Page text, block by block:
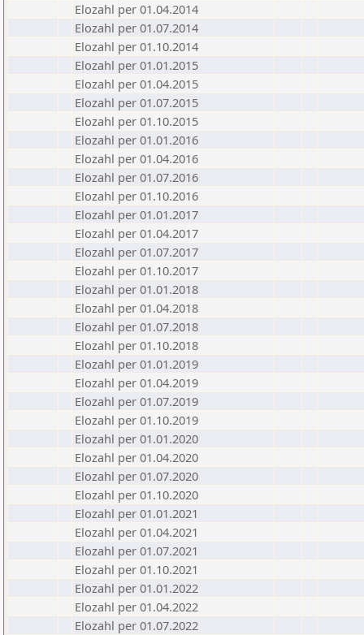
Elozahl per 01.04.2014
Elozahl per 01.07.2014
Elozahl per 01.10.2014
Elozahl per 01.01.2015
Elozahl per 01.04.2015
Elozahl per 01.07.2015
Elozahl per 01.10.2015
Elozahl per 01.01.2016
Elozahl per 01.04.2016
Elozahl per 01.07.2016
Elozahl per 01.10.2016
Elozahl per 01.01.2017
Elozahl per 01.04.2017
Elozahl per 01.07.2017
Elozahl per 01.10.2017
Elozahl per 01.01.2018
Elozahl per 01.04.2018
Elozahl per 01.07.2018
Elozahl per 01.10.2018
Elozahl per 01.01.2019
Elozahl per 01.04.2019
Elozahl per 01.07.2019
Elozahl per 01.10.2019
Elozahl per 01.01.2020
Elozahl per 01.04.2020
Elozahl per 01.07.2020
Elozahl per 01.10.2020
Elozahl per 01.01.2021
Elozahl per 01.04.2021
Elozahl per 01.07.2021
Elozahl per 01.10.2021
Elozahl per 01.01.2022
Elozahl per 01.04.2022
Elozahl per 01.07.2022